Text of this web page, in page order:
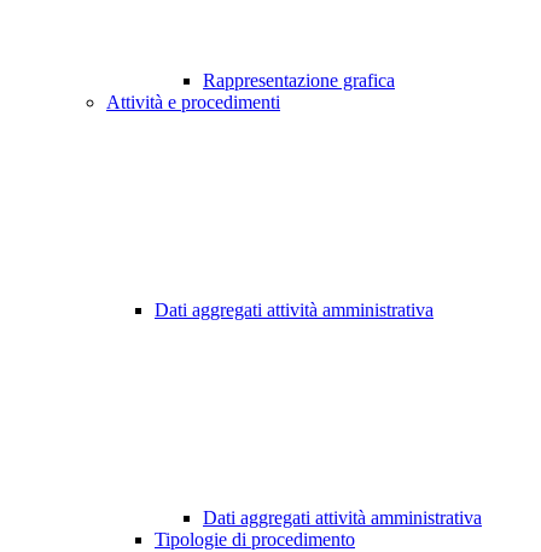
Rappresentazione grafica
Attività e procedimenti
Dati aggregati attività amministrativa
Dati aggregati attività amministrativa
Tipologie di procedimento